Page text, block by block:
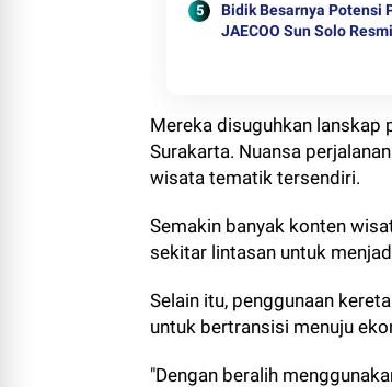
Bidik Besarnya Potensi
JAECOO Sun Solo
Mereka disuguhkan lanskap
Surakarta. Nuansa
wisata tematik tersendiri.
Semakin banyak konten
sekitar lintasan untuk
Selain itu, penggunaan
untuk bertransisi menuju
"Dengan beralih